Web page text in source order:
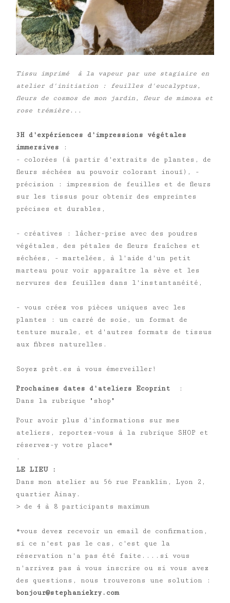
Tissu imprimé à la vapeur par une stagiaire en
atelier d'initiation : feuilles d'eucalyptus,
fleurs de cosmos de mon jardin, fleur de mimosa et
rose trémière...
3H d'expériences d'impressions végétales
immersives :
- colorées (à partir d'extraits de plantes, de
fleurs séchées au pouvoir colorant inouï),
-
précision : impression de feuilles et de fleurs
sur les tissus pour obtenir des empreintes
précises et durables,
- créatives : lâcher-prise avec des poudres
végétales, des pétales de fleurs fraîches et
séchées,
- martelées, à l'aide d'un petit
marteau pour voir apparaître la sève et les
nervures des feuilles dans l'instantanéité,
- vous créez vos pièces uniques avec les
plantes : un carré de soie, un format de
tenture murale, et d'autres formats de tissus
aux fibres naturelles.
Soyez prêt.es à vous émerveiller!
Prochaines dates d'ateliers Ecoprint
:
Dans la rubrique "shop"
Pour avoir plus d'informations sur mes
ateliers, reportez-vous à la rubrique SHOP et
réservez-y votre place*
.
LE LIEU :
Dans mon atelier au 56 rue Franklin, Lyon 2,
quartier Ainay.
> de 4 à 8 participants maximum
*vous devez recevoir un email de confirmation,
si ce n'est pas le cas, c'est que la
réservation n'a pas été faite....si vous
n'arrivez pas à vous inscrire ou si vous avez
des questions, nous trouverons une solution :
bonjour@stephaniekry.com